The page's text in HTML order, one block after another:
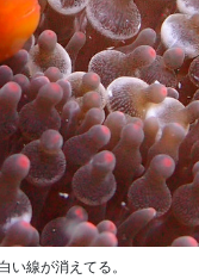
い線が消えてる。